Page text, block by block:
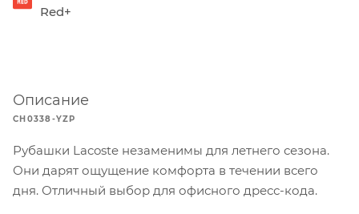
Red+
Описание
CH0338-YZP
Рубашки Lacoste незаменимы для летнего сезона.
Они дарят ощущение комфорта в течении всего
дня. Отличный выбор для офисного дресс-кода.